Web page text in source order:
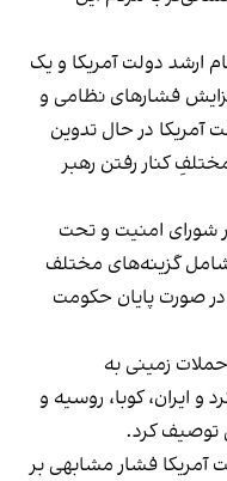
دو مقام ارشد دولت آمریکا و یک
فشارهای نظامی و
آمریکا در حال تدوین
کنار رفتن رهبر
شورای امنیت و تحت
گزینه‌های مختلف
صورت پایان حکومت
زمینی به
و ایران، کوبا، روسیه و
توصیف کرد.
آمریکا فشار مشابهی بر